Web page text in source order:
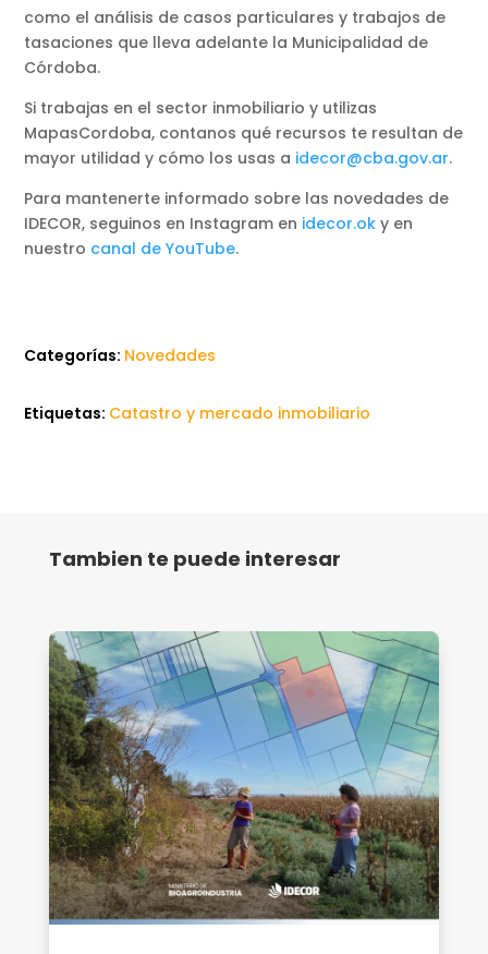
como el análisis de casos particulares y trabajos de
tasaciones que lleva adelante la Municipalidad de
Córdoba.
Si trabajas en el sector inmobiliario y utilizas
MapasCordoba, contanos qué recursos te resultan de
mayor utilidad y cómo los usas a idecor@cba.gov.ar.
Para mantenerte informado sobre las novedades de
IDECOR, seguinos en Instagram en idecor.ok y en
nuestro canal de YouTube.
Categorías: Novedades
Etiquetas: Catastro y mercado inmobiliario
Tambien te puede interesar